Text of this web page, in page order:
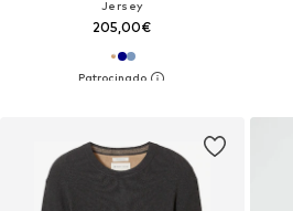
Jersey
205,00€